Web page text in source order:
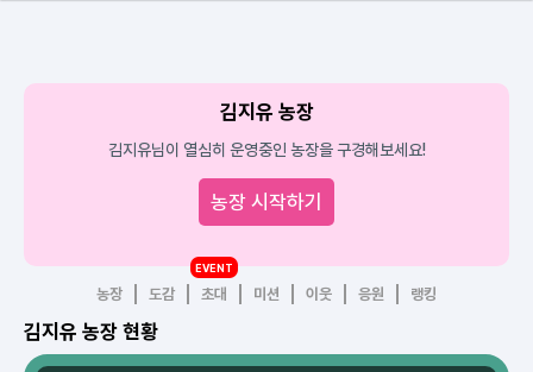
김지유 농장
김지유님이 열심히 운영중인 농장을 구경해보세요!
농장 시작하기
농장 도감 초대
EVENT
미션 이웃 응원 랭킹
김지유 농장 현황